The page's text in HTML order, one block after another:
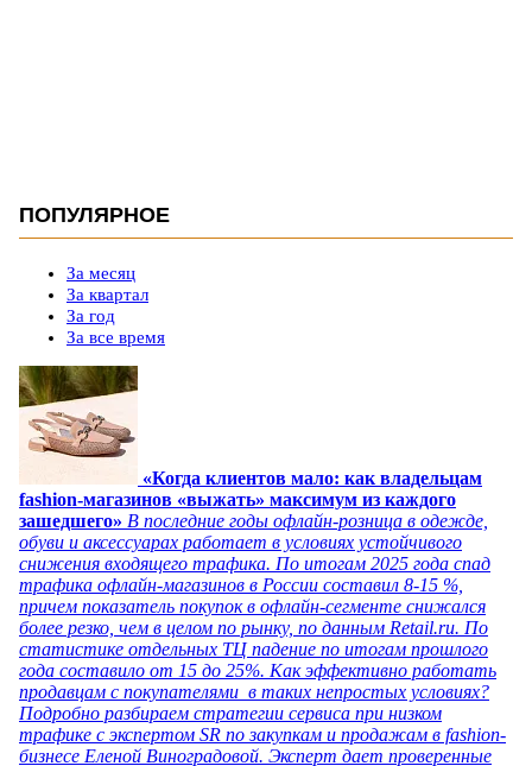
ПОПУЛЯРНОЕ
За месяц
За квартал
За год
За все время
«Когда клиентов мало: как владельцам
fashion-магазинов «выжать» максимум из каждого
зашедшего» В последние годы офлайн-розница в одежде,
обуви и аксессуарах работает в условиях устойчивого
снижения входящего трафика. По итогам 2025 года спад
трафика офлайн-магазинов в России составил 8-15 %,
причем показатель покупок в офлайн-сегменте снижался
более резко, чем в целом по рынку, по данным Retail.ru. По
статистике отдельных ТЦ падение по итогам прошлого
года составило от 15 до 25%. Как эффективно работать
продавцам с покупателями в таких непростых условиях?
Подробно разбираем стратегии сервиса при низком
трафике с экспертом SR по закупкам и продажам в fashion-
бизнесе Еленой Виноградовой. Эксперт дает проверенные